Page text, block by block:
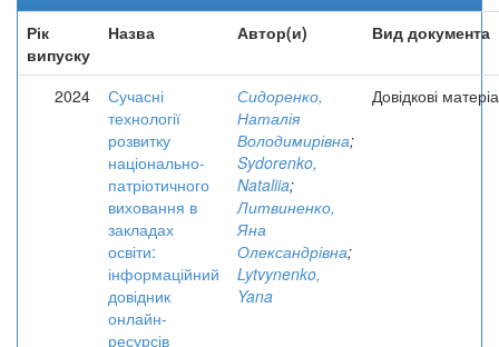
Рік
випуску
Назва Автор(и) Вид документа
2024
Сучасні
технології
розвитку
національно-
патріотичного
виховання в
закладах
освіти:
інформаційний
довідник
онлайн-
ресурсів
Сидоренко,
Наталія
Володимирівна;
Sydorenko,
Nataliia;
Литвиненко,
Яна
Олександрівна;
Lytvynenko,
Yana
Довідкові